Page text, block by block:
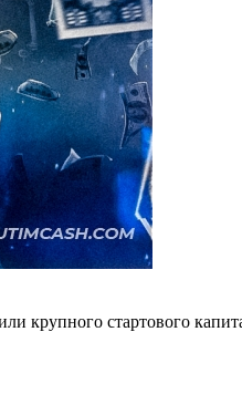
крупного стартового